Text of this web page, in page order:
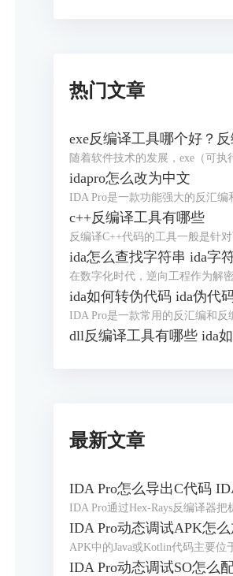
热门文章
idapro怎么改为中文
c++反编译工具有哪些
最新文章